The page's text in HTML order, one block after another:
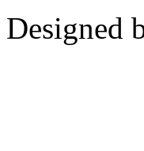
Designed